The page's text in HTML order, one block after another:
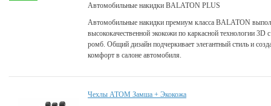
Автомобильные накидки BALATON PLUS
Автомобильные накидки премиум класса BALATON
высококачественной экокожи по каркасной технологии 3D
ромб. Общий дизайн подчеркивает элегантный стиль и
комфорт в салоне автомобиля.
Чехлы АТОМ Замша + Экокожа